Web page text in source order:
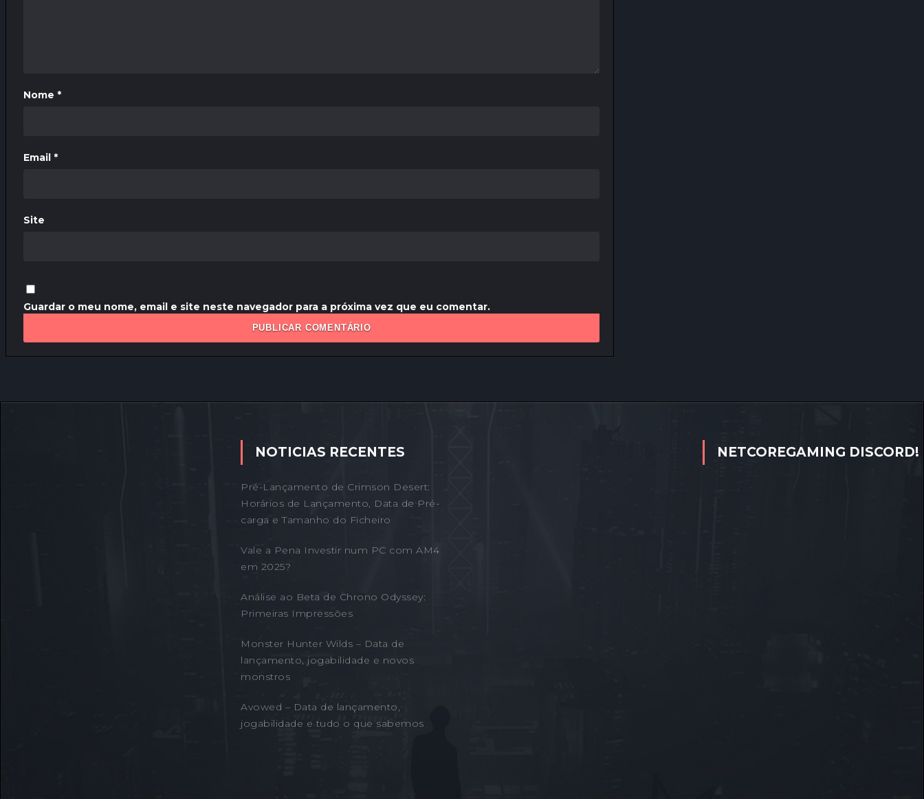
Nome *
Email *
Site
Guardar o meu nome, email e site neste navegador para a próxima vez que eu comentar.
NOTICIAS RECENTES
Pré-Lançamento de Crimson Desert:
Horários de Lançamento, Data de Pré-
carga e Tamanho do Ficheiro
Vale a Pena Investir num PC com AM4
em 2025?
Análise ao Beta de Chrono Odyssey:
Primeiras Impressões
Monster Hunter Wilds – Data de
lançamento, jogabilidade e novos
monstros
Avowed – Data de lançamento,
jogabilidade e tudo o que sabemos
NETCOREGAMING DISCORD!